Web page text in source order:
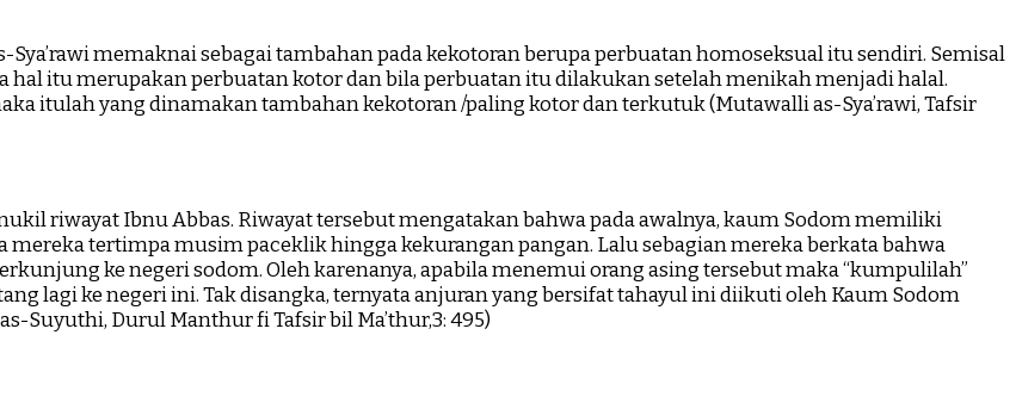
hal itu merupakan perbuatan kotor dan bila perbuatan itu dilakukan setelah menikah menjadi halal.
itulah yang dinamakan tambahan kekotoran /paling kotor dan terkutuk (Mutawalli as-Sya’rawi, Tafsir
riwayat Ibnu Abbas. Riwayat tersebut mengatakan bahwa pada awalnya, kaum Sodom memiliki
mereka tertimpa musim paceklik hingga kekurangan pangan. Lalu sebagian mereka berkata bahwa
ke negeri sodom. Oleh karenanya, apabila menemui orang asing tersebut maka “kumpulilah”
lagi ke negeri ini. Tak disangka, ternyata anjuran yang bersifat tahayul ini diikuti oleh Kaum Sodom
Suyuthi, Durul Manthur fi Tafsir bil Ma’thur,3: 495)